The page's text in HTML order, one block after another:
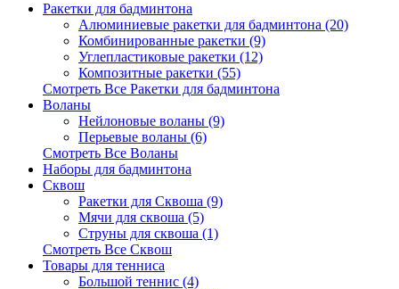
Ракетки для бадминтона
Алюминиевые ракетки для бадминтона (20)
Комбинированные ракетки (9)
Углепластиковые ракетки (12)
Композитные ракетки (55)
Смотреть Все Ракетки для бадминтона
Воланы
Нейлоновые воланы (9)
Перьевые воланы (6)
Смотреть Все Воланы
Наборы для бадминтона
Сквош
Ракетки для Сквоша (9)
Мячи для сквоша (5)
Cтруны для сквоша (1)
Смотреть Все Сквош
Товары для тенниса
Большой теннис (4)